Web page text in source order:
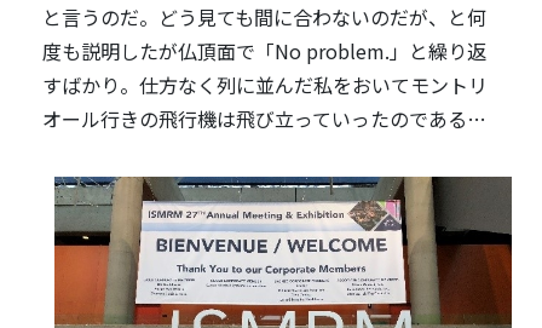
と言うのだ。どう見ても間に合わないのだが、と何
度も説明したが仏頂面で「No problem.」と繰り返
すばかり。仕方なく列に並んだ私をおいてモントリ
オール行きの飛行機は飛び立っていったのである…